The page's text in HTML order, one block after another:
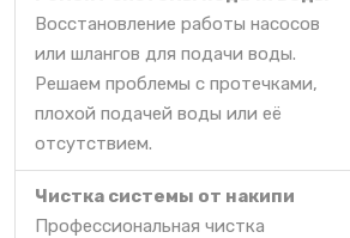
Восстановление работы насосов
или шлангов для подачи воды.
Решаем проблемы с протечками,
плохой подачей воды или её
отсутствием.
Чистка системы от накипи
Профессиональная чистка